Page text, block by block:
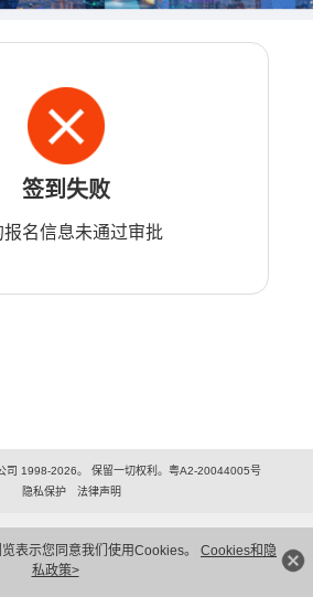
表示您同意我们使用Cookies。 Cookies和隐
私政策>
签到失败
报名信息未通过审批
司 1998-2026。 保留一切权利。粤A2-20044005号
隐私保护
法律声明